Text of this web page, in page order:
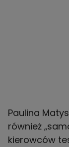
Paulina
również
kierowców